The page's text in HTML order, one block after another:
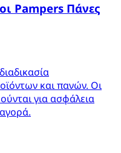
Pampers Πάνες
και πανών. Οι
για ασφάλεια